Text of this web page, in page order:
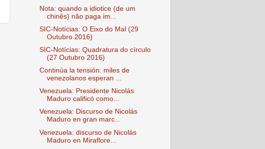
Nota: quando a idiotice (de um
chinês) não paga im...
SIC-Notícias: O Eixo do Mal (29
Outubro 2016)
SIC-Notícias: Quadratura do círculo
(27 Outubro 2016)
Continúa la tensión: miles de
venezolanos esperan ...
Venezuela: Presidente Nicolás
Maduro calificó como...
Venezuela: Discurso de Nicolás
Maduro en gran marc...
Venezuela: discurso de Nicolás
Maduro en Miraflore...